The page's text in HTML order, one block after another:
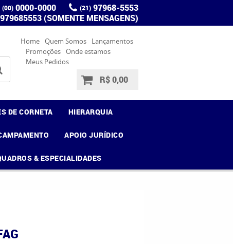
(00) 0000-0000 (21) 97968-5553
(SOMENTE MENSAGENS)
Home Quem Somos
Lançamentos
Promoções Onde estamos
Meus Pedidos
R$ 0,00
DE CORNETA HIERARQUIA
APOIO JURÍDICO
& ESPECIALIDADES